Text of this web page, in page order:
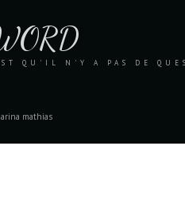
QU'IL N'Y A PAS DE
mathias